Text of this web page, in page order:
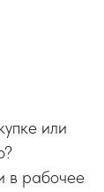
или
в рабочее